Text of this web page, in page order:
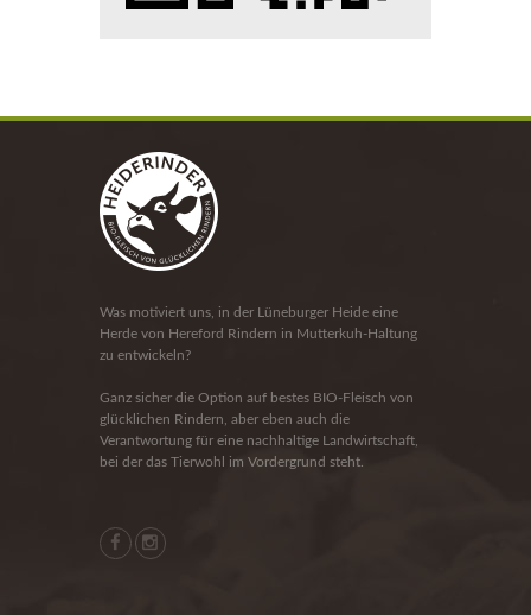
Was motiviert uns, in der Lüneburger Heide eine
Herde von Hereford Rindern in Mutterkuh-Haltung
zu entwickeln?
Ganz sicher die Option auf bestes BIO-Fleisch von
glücklichen Rindern, aber eben auch die
Verantwortung für eine nachhaltige Landwirtschaft,
bei der das Tierwohl im Vordergrund steht.